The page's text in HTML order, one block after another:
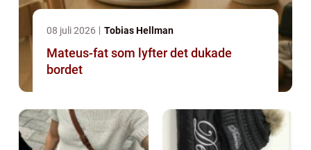
08 juli 2026 Tobias Hellman
Mateus-fat som lyfter det dukade
bordet